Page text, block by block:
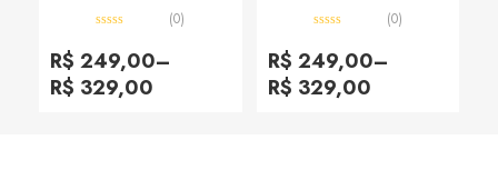
0
de
5
(0)
R$ 249,00–
R$ 329,00
0
de
5
(0)
R$ 249,00–
R$ 329,00